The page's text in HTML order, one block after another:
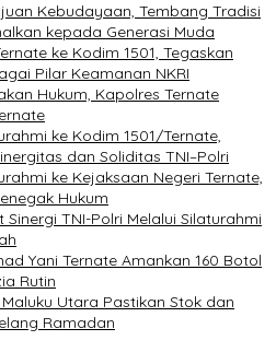
Kebudayaan, Tembang Tradisi
kepada Generasi Muda
ke Kodim 1501, Tegaskan
Pilar Keamanan NKRI
Hukum, Kapolres Ternate
ke Kodim 1501/Ternate,
dan Soliditas TNI–Polri
ke Kejaksaan Negeri Ternate,
Hukum
TNI-Polri Melalui Silaturahmi
Yani Ternate Amankan 160 Botol
Rutin
Utara Pastikan Stok dan
Ramadan